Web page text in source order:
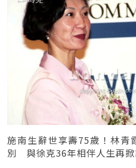
施南生辭世享壽75歲！林青
別 與徐克36年相伴人生再掀